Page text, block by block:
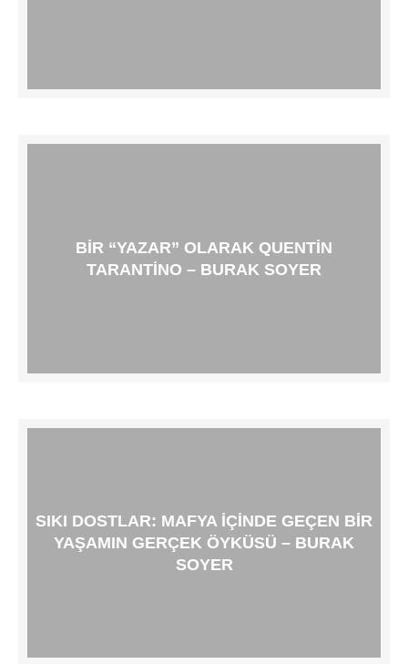
BIR “YAZAR” OLARAK QUENTIN
TARANTINO – BURAK SOYER
SIKI DOSTLAR: MAFYA IÇINDE GEÇEN BIR
YAŞAMIN GERÇEK ÖYKÜSÜ – BURAK
SOYER